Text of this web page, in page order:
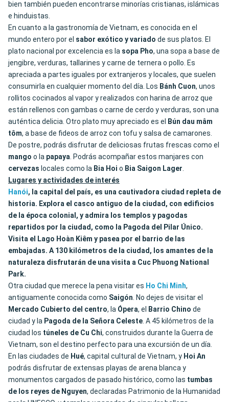
bien también pueden encontrarse minorías cristianas, islámicas
e hinduistas.
En cuanto a la gastronomía de Vietnam, es conocida en el
mundo entero por el sabor exótico yvariado de sus platos. El
plato nacional por excelencia es la sopa Pho, una sopa a base de
jengibre, verduras, tallarines y carne de ternera o pollo. Es
apreciada a partes iguales por extranjeros y locales, que suelen
consumirla en cualquier momento del día. Los Bánh Cuon, unos
rollitos cocinados al vapor y realizados con harina de arroz que
están rellenos con gambas o carne de cerdo y verduras, son una
auténtica delicia. Otro plato muy apreciado es el
Bún dau mâm
tôm, a base de fideos de arroz con tofu y salsa de camarones.
De postre, podrás disfrutar de deliciosas frutas frescas como el
mango o la papaya. Podrás acompañar estos manjares con
cervezas locales como la Bia Hoi o Bia Saigon Lager.
Lugares y actividades de interés
Hanói, la capital del país, es una cautivadora ciudad repleta de
historia. Explora el casco antiguo de la ciudad, con edificios
de la época colonial, y admira los templos y pagodas
repartidos por la ciudad, como la Pagoda del Pilar Único.
Visita el
Lago Hoàn Kiêm y pasea por el barrio de las
embajadas. A 130 kilómetros de la ciudad, los amantes de la
naturaleza disfrutarán de una visita a Cuc Phuong National
Park.
Otra ciudad que merece la pena visitar es Ho Chi Minh,
antiguamente conocida como Saigón. No dejes de visitar el
Mercado Cubierto del centro, la Ópera, el Barrio Chino de
ciudad y la Pagoda de la Señora Celeste. A 45 kilómetros de la
ciudad los túneles de Cu Chi, construidos durante la Guerra de
Vietnam, son el destino perfecto para una excursión de un día.
En las ciudades de Hué, capital cultural de Vietnam, y Hoi An
podrás disfrutar de extensas playas de arena blanca y
monumentos cargados de pasado histórico, como las tumbas
de los reyes de Nguyen, declaradas Patrimonio de la Humanidad